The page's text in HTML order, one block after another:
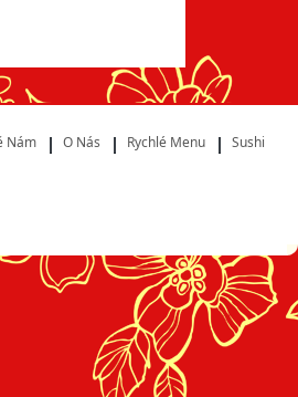
Nám O Nás Rychlé Menu Sushi